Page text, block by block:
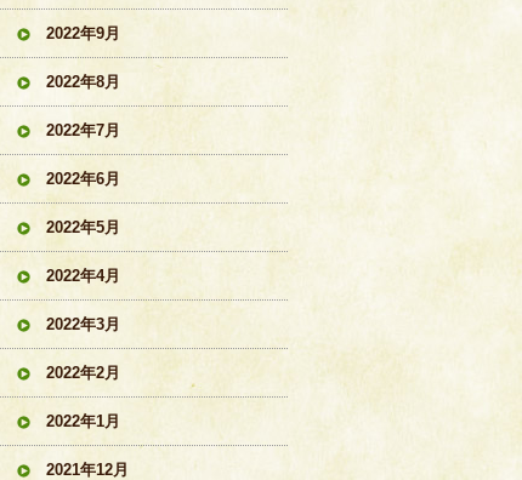
2022年9月
2022年8月
2022年7月
2022年6月
2022年5月
2022年4月
2022年3月
2022年2月
2022年1月
2021年12月